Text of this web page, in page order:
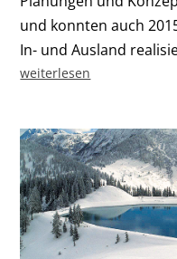
und konnten auch
In- und Ausland
weiterlesen